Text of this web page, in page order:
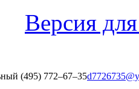
Версия
(495) 772‒67‒35